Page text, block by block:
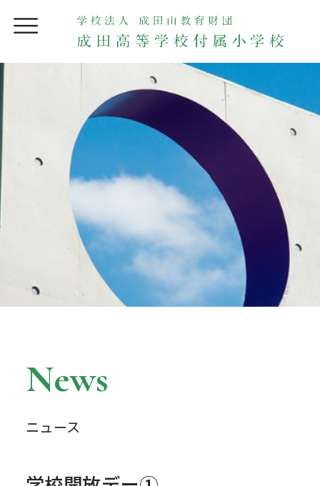
News
ニュース